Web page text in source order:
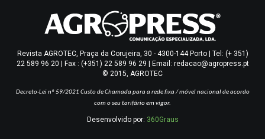
Revista AGROTEC, Praça da Corujeira, 30 - 4300-144 Porto | Tel: (+ 351)
22 589 96 20 | Fax : (+351) 22 589 96 29 | Email: redacao@agropress.pt
© 2015, AGROTEC
Decreto-Lei nº 59/2021 Custo de Chamada para a rede fixa / móvel nacional de acordo
com o seu tarifário em vigor.
Desenvolvido por: 360Graus